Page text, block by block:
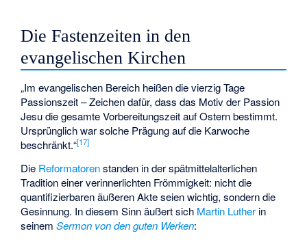
Die Fastenzeiten in den
evangelischen Kirchen
„Im evangelischen Bereich heißen die vierzig Tage
Passionszeit – Zeichen dafür, dass das Motiv der Passion
Jesu die gesamte Vorbereitungszeit auf Ostern bestimmt.
Ursprünglich war solche Prägung auf die Karwoche
beschränkt.“[17]
Die Reformatorenstanden in der spätmittelalterlichen
Tradition einer verinnerlichten Frömmigkeit: nicht die
quantifizierbaren äußeren Akte seien wichtig, sondern die
Gesinnung. In diesem Sinn äußert sich Martin Luther in
seinemSermon von den guten Werken: